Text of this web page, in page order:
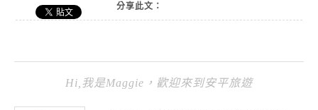
分享此文：
Hi,我是Maggie，歡迎來到安平旅遊